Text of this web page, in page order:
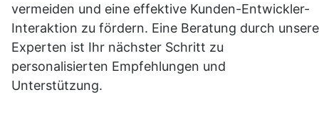
vermeiden und eine effektive Kunden-Entwickler-
Interaktion zu fördern. Eine Beratung durch unsere
Experten ist Ihr nächster Schritt zu
personalisierten Empfehlungen und
Unterstützung.